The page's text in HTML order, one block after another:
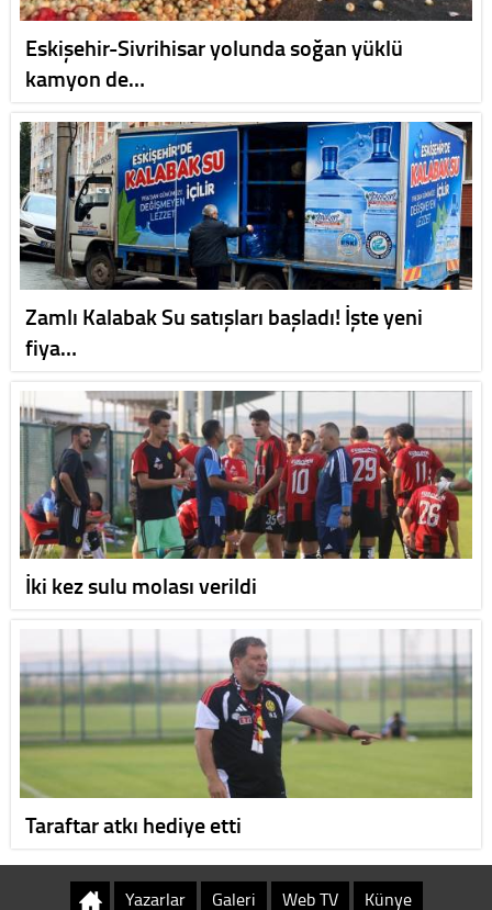
Eskişehir-Sivrihisar yolunda soğan yüklü
kamyon de…
Zamlı Kalabak Su satışları başladı! İşte yeni
fiya…
İki kez sulu molası verildi
Taraftar atkı hediye etti
Yazarlar Galeri Web TV Künye